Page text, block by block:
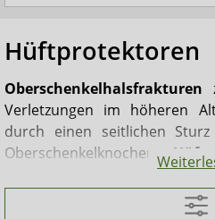
Hüftprotektoren
Oberschenkelhalsfrakturen
Verletzungen im höheren
durch einen seitlichen
Oberschenkelknochen.
Risiko solcher Frakturen im
verringern und helfen,